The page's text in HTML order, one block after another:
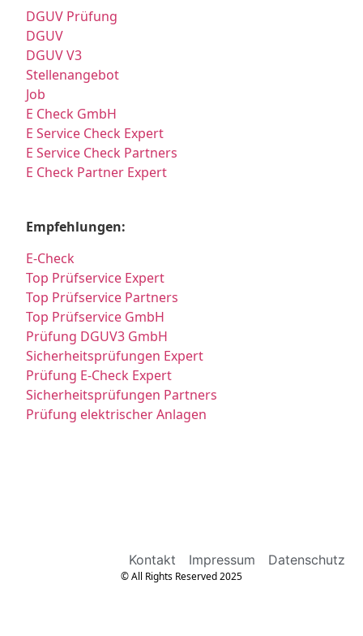
DGUV Prüfung
DGUV
DGUV V3
Stellenangebot
Job
E Check GmbH
E Service Check Expert
E Service Check Partners
E Check Partner Expert
Empfehlungen:
E-Check
Top Prüfservice Expert
Top Prüfservice Partners
Top Prüfservice GmbH
Prüfung DGUV3 GmbH
Sicherheitsprüfungen Expert
Prüfung E-Check Expert
Sicherheitsprüfungen Partners
Prüfung elektrischer Anlagen
Kontakt Impressum Datenschutz
© All Rights Reserved 2025